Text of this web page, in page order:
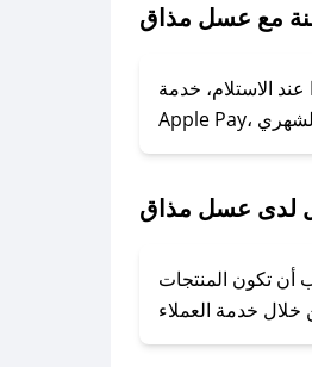
قم بما يلي:
- اضغط على أيقونة متابعة لمتجر عسل مذاق في تطبيق صحصح.
- تابع حسابنا الرسمي على تويتر وقم بتفعيل زر التنبيهات.
مع عسل مذاق
الاستلام، خدمة
لدى عسل مذاق
مجانًا خلال 7 أيام من استلام الطلب. يجب أن تكون المنتجات